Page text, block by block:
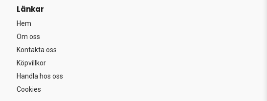
Länkar
Hem
Om oss
Kontakta oss
Köpvillkor
Handla hos oss
Cookies